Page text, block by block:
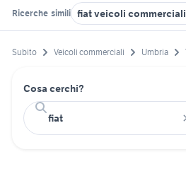
Ricerche simili fiat veicoli
Subito Veicoli commerciali Umbria
Cosa cerchi?